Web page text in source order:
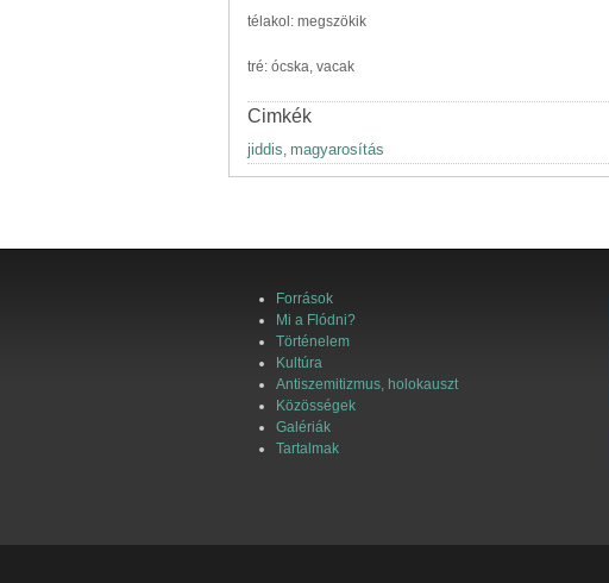
télakol: megszökik
tré: ócska, vacak
Cimkék
jiddis, magyarosítás
Források
Mi a Flódni?
Történelem
Kultúra
Antiszemitizmus, holokauszt
Közösségek
Galériák
Tartalmak